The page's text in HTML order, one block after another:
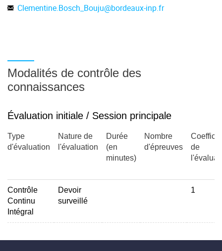
Clementine.Bosch_Bouju@bordeaux-inp.fr
Modalités de contrôle des
connaissances
Évaluation initiale / Session principale
Type
d'évaluation
Nature de
l'évaluation
Durée
(en
minutes)
Nombre
d'épreuves
de
Contrôle
Continu
Intégral
Devoir
surveillé
1